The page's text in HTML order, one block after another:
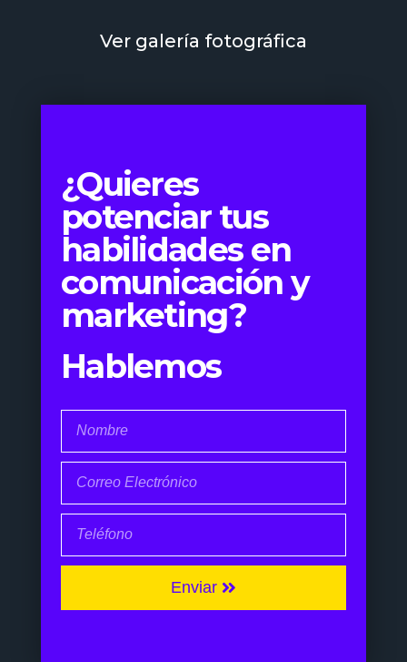
Ver galería fotográfica
¿Quieres
potenciar tus
habilidades en
comunicación y
marketing?
Hablemos
Enviar